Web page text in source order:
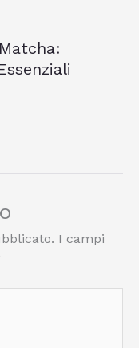
I campi